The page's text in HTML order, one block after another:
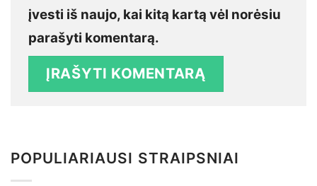
įvesti iš naujo, kai kitą kartą vėl norėsiu
parašyti komentarą.
POPULIARIAUSI STRAIPSNIAI